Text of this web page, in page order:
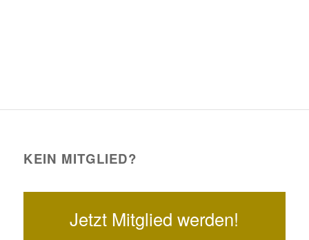
KEIN MITGLIED?
Jetzt Mitglied werden!